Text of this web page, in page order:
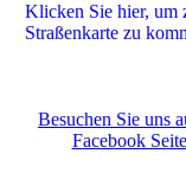
Klicken Sie hier, um
Straßenkarte zu
Besuchen Sie uns
Facebook